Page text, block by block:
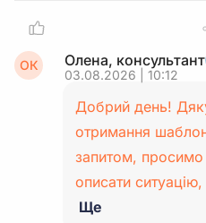
ОК Олена, консультант
03.08.2026 | 10:12
Добрий день!
отримання
запитом, просимо
описати
Ще